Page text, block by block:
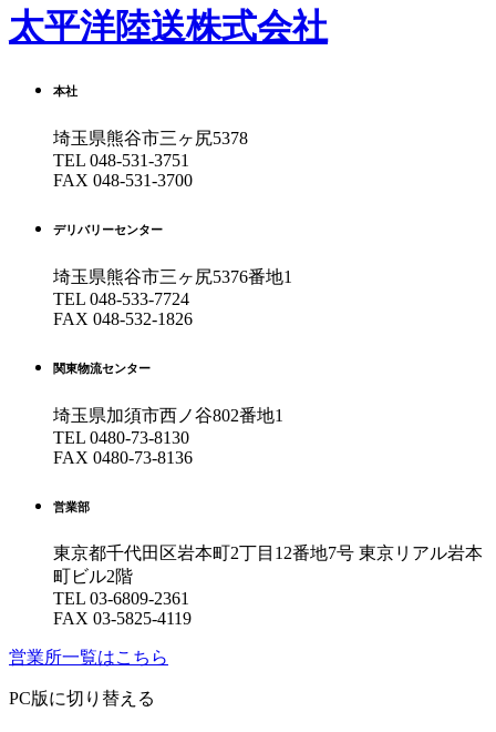
太平洋陸送株式会社
本社
埼玉県熊谷市三ヶ尻5378
TEL 048-531-3751
FAX 048-531-3700
デリバリーセンター
埼玉県熊谷市三ヶ尻5376番地1
TEL 048-533-7724
FAX 048-532-1826
関東物流センター
埼玉県加須市西ノ谷802番地1
TEL 0480-73-8130
FAX 0480-73-8136
営業部
東京都千代田区岩本町2丁目12番地7号 東京リアル岩本
町ビル2階
TEL 03-6809-2361
FAX 03-5825-4119
営業所一覧はこちら
PC版に切り替える